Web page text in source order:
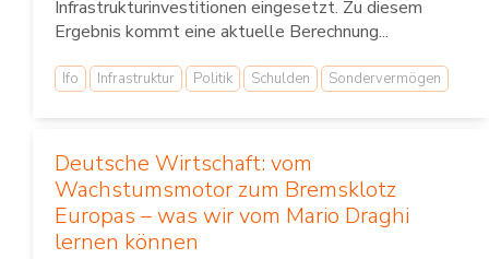
Infrastrukturinvestitionen eingesetzt. Zu diesem
Ergebnis kommt eine aktuelle Berechnung...
Ifo Infrastruktur Politik Schulden Sondervermögen
Deutsche Wirtschaft: vom
Wachstumsmotor zum Bremsklotz
Europas – was wir vom Mario Draghi
lernen können